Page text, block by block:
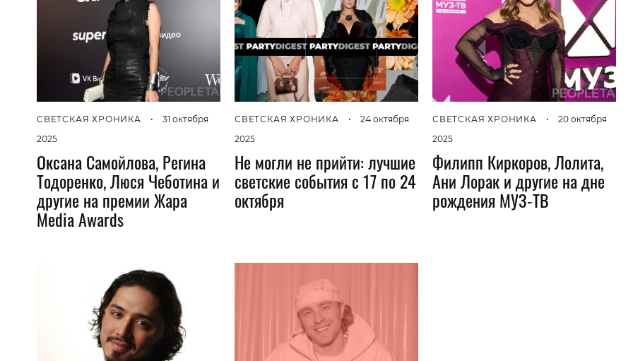
СВЕТСКАЯ ХРОНИКА •
31 октября
2025
Оксана Самойлова, Регина
Тодоренко, Люся Чеботина и
другие на премии Жара
Media Awards
СВЕТСКАЯ ХРОНИКА •
24 октября
2025
Не могли не прийти: лучшие
светские события с 17 по 24
октября
СВЕТСКАЯ ХРОНИКА •
20 октября
2025
Филипп Киркоров, Лолита,
Ани Лорак и другие на дне
рождения МУЗ-ТВ